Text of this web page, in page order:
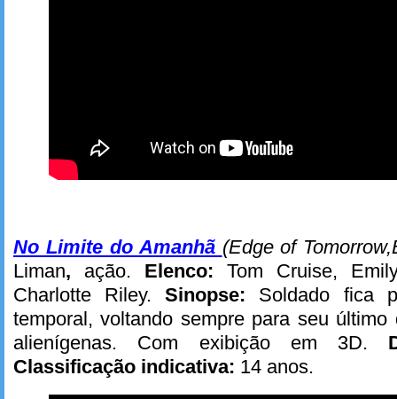
No Limite do Amanhã (Edge of
Liman, ação. Elenco: Tom Cruise,
Charlotte Riley.Sinopse: Soldado fica
temporal, voltando sempre para seu
alienígenas. Com exibição em 3D.
Classificação indicativa: 14 anos.